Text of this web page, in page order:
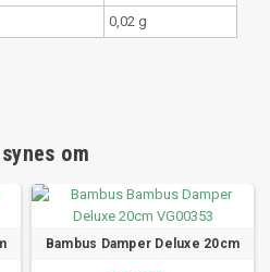
0,02 g
om
Bambus Damper Deluxe 20cm